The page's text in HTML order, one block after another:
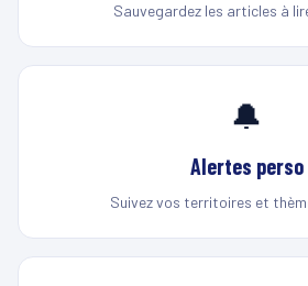
Sauvegardez les articles à
🔔
Alertes perso
Suivez vos territoires et